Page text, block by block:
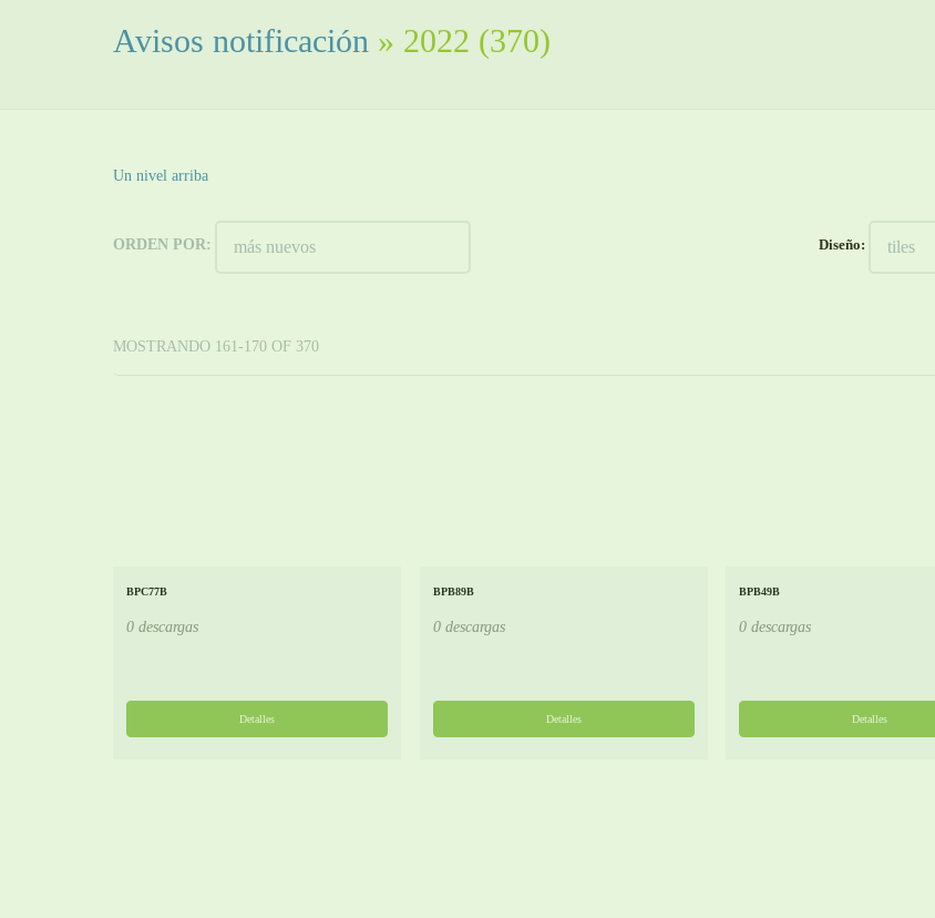
Avisos notificación » 2022 (370)
Un nivel arriba
ORDEN POR: Diseño:
MOSTRANDO 161-170 OF 370
BPC77B
0 descargas
Detalles
BPB89B
0 descargas
Detalles
BPB49B
0 descargas
Detalles